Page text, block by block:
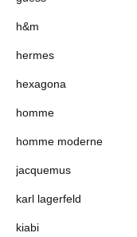
h&m
hermes
hexagona
homme
homme moderne
jacquemus
karl lagerfeld
kiabi